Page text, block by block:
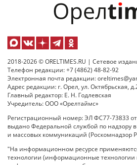
2018-2026 © ORELTIMES.RU | Сетевое
Телефон редакции: +7 (4862) 48-82-92
Электронная почта редакции:
Адрес редакции: г. Орел, ул. Октябрьская,
Главный редактор: Е. Н. Годлевская
Учредитель: ООО «Орелтаймс»
Регистрационный номер: ЭЛ ФС77-73833 от
выдано Федеральной службой по надзору
и массовых коммуникаций (Роскомнадзор
"На информационном ресурсе
технологии (информационные технологии